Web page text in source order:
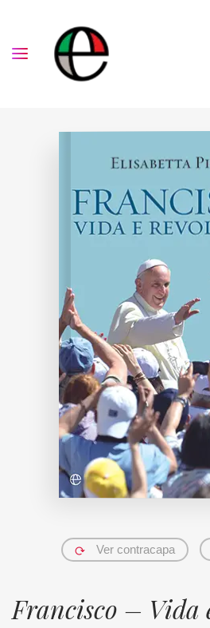
Ver contracapa
Francisco – Vida